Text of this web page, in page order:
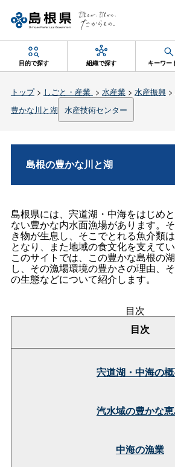
目的で探す 組織で探す キーワー
トップ> しごと・産業 > 水産業> 水産振興>
豊かな川と湖
水産技術センター
島根の豊かな川と湖
島根県には、宍道湖・中海をはじめ
ない豊かな内水面漁場があります。
き物が生息し、そこでとれる魚介類
となり、また地域の食文化を支えてい
このサイトでは、この豊かな島根の
し、その漁場環境の豊かさの理由、
の生態などについて紹介します。
目次
目次
宍道湖・中海の
汽水域の豊かな
中海の漁業